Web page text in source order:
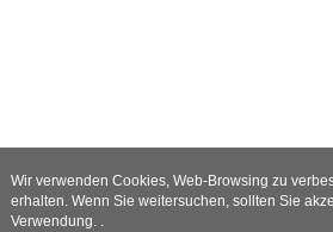
Wir verwenden Cookies, Web-Browsing zu
erhalten. Wenn Sie weitersuchen, sollten Sie
Verwendung. .